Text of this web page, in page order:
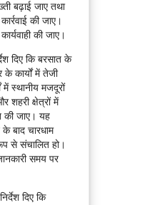
बढ़ाई जाए तथा
की जाए।
की जाए।
दिए कि बरसात के
के कार्यों में तेजी
में स्थानीय मजदूरों
शहरी क्षेत्रों में
की जाए। यह
बाद चारधाम
से संचालित हो।
समय पर
दिए कि